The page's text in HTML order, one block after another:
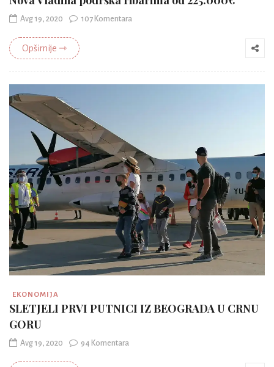
Avg 19, 2020 107 Komentara
Opširnije ⇾
EKONOMIJA
SLETJELI PRVI PUTNICI IZ BEOGRADA U CRNU
GORU
Avg 19, 2020 94 Komentara